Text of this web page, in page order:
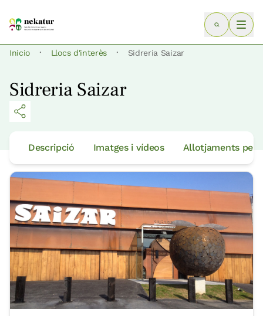
Inicio · Llocs d'interès · Sidreria Saizar
Sidreria Saizar
Descripció Imatges i vídeos Allotjaments per